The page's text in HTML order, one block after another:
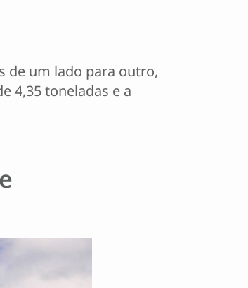
de um lado para outro,
4,35 toneladas e a